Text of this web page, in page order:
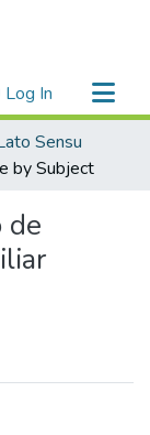
Log In (current)
Sensu
by Subject
de